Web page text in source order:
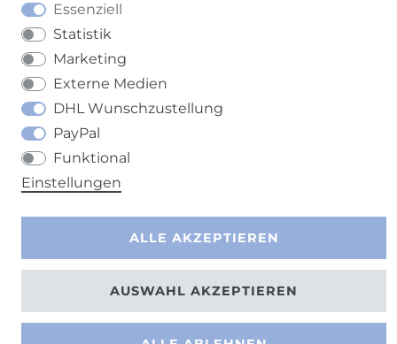
VERTRAG WIDERRUFEN
Essenziell
Statistik
Marketing
Externe Medien
DHL Wunschzustellung
PayPal
Funktional
Einstellungen
ALLE AKZEPTIEREN
AUSWAHL AKZEPTIEREN